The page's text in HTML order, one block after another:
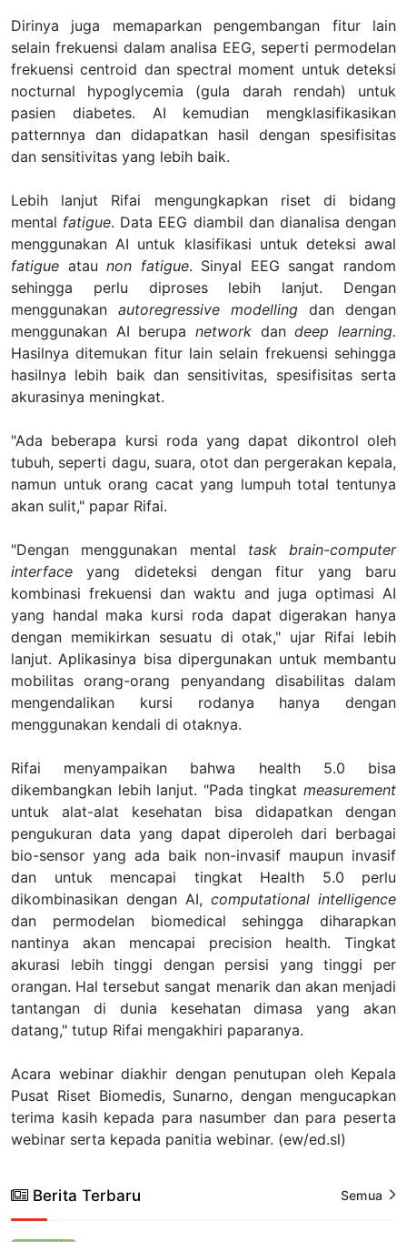
Dirinya juga memaparkan pengembangan fitur lain
selain frekuensi dalam analisa EEG, seperti permodelan
frekuensi centroid dan spectral moment untuk deteksi
nocturnal hypoglycemia (gula darah rendah) untuk
pasien diabetes. AI kemudian mengklasifikasikan
patternnya dan didapatkan hasil dengan spesifisitas
dan sensitivitas yang lebih baik.
Lebih lanjut Rifai mengungkapkan riset di bidang
mental fatigue. Data EEG diambil dan dianalisa dengan
menggunakan AI untuk klasifikasi untuk deteksi awal
fatigue ataunon fatigue. Sinyal EEG sangat random
sehingga perlu diproses lebih lanjut. Dengan
menggunakan autoregressive modelling dan dengan
menggunakan AI berupa network dandeep learning.
Hasilnya ditemukan fitur lain selain frekuensi sehingga
hasilnya lebih baik dan sensitivitas, spesifisitas serta
akurasinya meningkat.
"Ada beberapa kursi roda yang dapat dikontrol oleh
tubuh, seperti dagu, suara, otot dan pergerakan kepala,
namun untuk orang cacat yang lumpuh total tentunya
akan sulit," papar Rifai.
"Dengan menggunakan mental task brain-computer
interface yang dideteksi dengan fitur yang baru
kombinasi frekuensi dan waktu and juga optimasi AI
yang handal maka kursi roda dapat digerakan hanya
dengan memikirkan sesuatu di otak," ujar Rifai lebih
lanjut. Aplikasinya bisa dipergunakan untuk membantu
mobilitas orang-orang penyandang disabilitas dalam
mengendalikan kursi rodanya hanya dengan
menggunakan kendali di otaknya.
Rifai menyampaikan bahwa health 5.0 bisa
dikembangkan lebih lanjut. "Pada tingkat measurement
untuk alat-alat kesehatan bisa didapatkan dengan
pengukuran data yang dapat diperoleh dari berbagai
bio-sensor yang ada baik non-invasif maupun invasif
dan untuk mencapai tingkat Health 5.0 perlu
dikombinasikan dengan AI, computational intelligence
dan permodelan biomedical sehingga diharapkan
nantinya akan mencapai precision health. Tingkat
akurasi lebih tinggi dengan persisi yang tinggi per
orangan. Hal tersebut sangat menarik dan akan menjadi
tantangan di dunia kesehatan dimasa yang akan
datang," tutup Rifai mengakhiri paparanya.
Acara webinar diakhir dengan penutupan oleh Kepala
Pusat Riset Biomedis, Sunarno, dengan mengucapkan
terima kasih kepada para nasumber dan para peserta
webinar serta kepada panitia webinar. (ew/ed.sl)
Berita Terbaru Semua